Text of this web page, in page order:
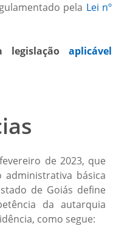
pela Lei nº
legislação aplicável
de 2023, que
administrativa básica
de Goiás define
da autarquia
como segue: